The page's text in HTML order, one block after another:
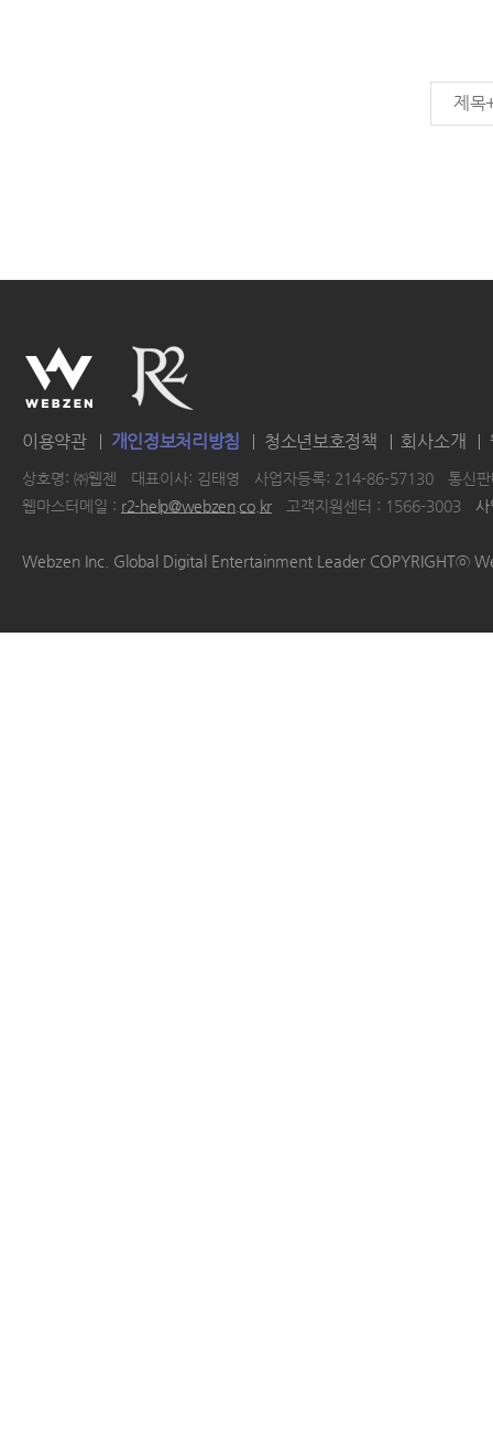
제목
이용약관 개인정보처리방침 청소년보호정책 회사소개
상호명: ㈜웹젠 대표이사: 김태영 사업자등록: 214-86-57130
통신
웹마스터메일 : r2-help@webzen.co.kr 고객지원센터 : 1566-3003
Webzen Inc. Global Digital Entertainment Leader COPYRIGHTⓒ